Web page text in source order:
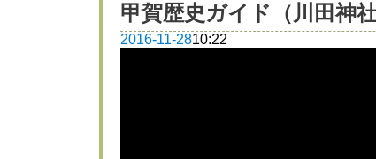
甲賀歴史ガイド（川田神社
2016-11-2810:22